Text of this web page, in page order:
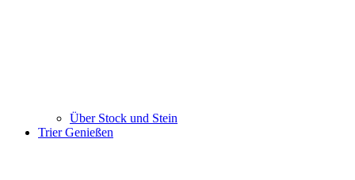
Über Stock und Stein
Trier Genießen